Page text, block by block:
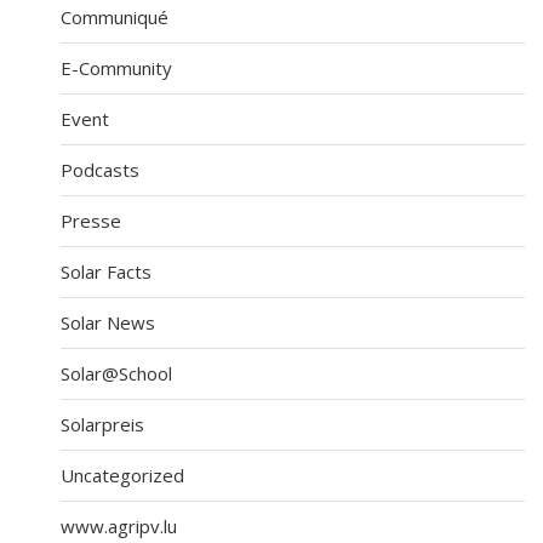
Communiqué
E-Community
Event
Podcasts
Presse
Solar Facts
Solar News
Solar@School
Solarpreis
Uncategorized
www.agripv.lu